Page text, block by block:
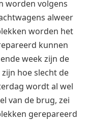
worden volgens
alweer
worden het
kunnen
week zijn de
hoe slecht de
wordt al wel
van de brug, zei
gerepareerd